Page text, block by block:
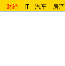
- 财经 - IT - 汽车 - 房产